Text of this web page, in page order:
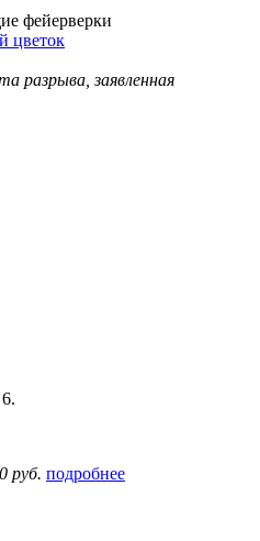
фейерверки
цветок
разрыва, заявленная
руб. подробнее